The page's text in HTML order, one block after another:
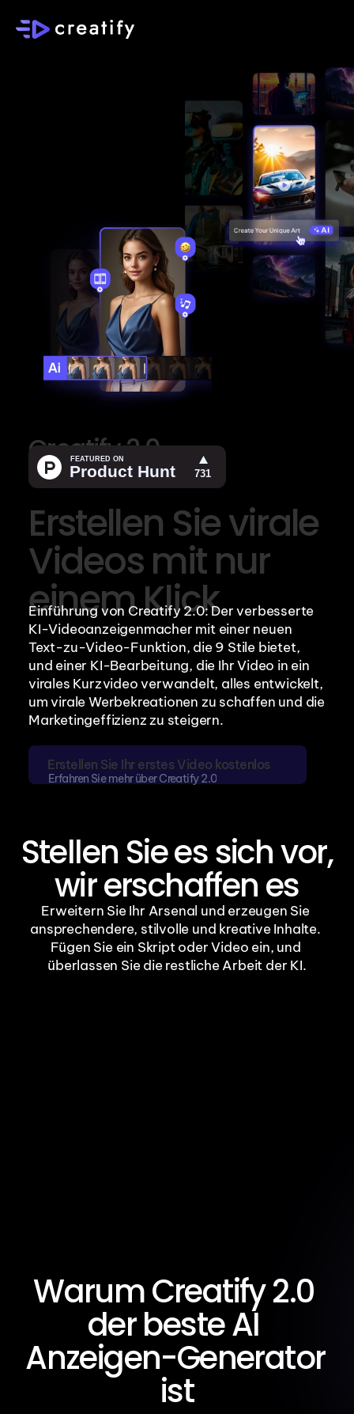
Creatify 2.0
Erstellen Sie virale
Videos mit nur
einem Klick
Einführung von Creatify 2.0: Der verbesserte
KI-Videoanzeigenmacher mit einer neuen
Text-zu-Video-Funktion, die 9 Stile bietet,
und einer KI-Bearbeitung, die Ihr Video in ein
virales Kurzvideo verwandelt, alles entwickelt,
um virale Werbekreationen zu schaffen und die
Marketingeffizienz zu steigern.
Erstellen Sie Ihr erstes Video kostenlos
Erfahren Sie mehr über Creatify 2.0
Stellen Sie es sich vor,
wir erschaffen es
Erweitern Sie Ihr Arsenal und erzeugen Sie
ansprechendere, stilvolle und kreative Inhalte.
Fügen Sie ein Skript oder Video ein, und
überlassen Sie die restliche Arbeit der KI.
Warum Creatify 2.0
der beste AI
Anzeigen-Generator
ist